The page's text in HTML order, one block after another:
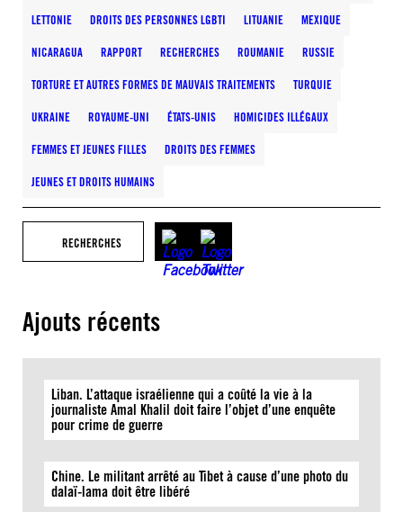
LETTONIE DROITS DES PERSONNES LGBTI LITUANIE MEXIQUE
NICARAGUA RAPPORT RECHERCHES ROUMANIE RUSSIE
TORTURE ET AUTRES FORMES DE MAUVAIS TRAITEMENTS TURQUIE
UKRAINE ROYAUME-UNI ÉTATS-UNIS HOMICIDES ILLÉGAUX
FEMMES ET JEUNES FILLES DROITS DES FEMMES
JEUNES ET DROITS HUMAINS
RECHERCHES
Ajouts récents
Liban. L’attaque israélienne qui a coûté la vie à la
journaliste Amal Khalil doit faire l’objet d’une enquête
pour crime de guerre
Chine. Le militant arrêté au Tibet à cause d’une photo du
dalaï-lama doit être libéré